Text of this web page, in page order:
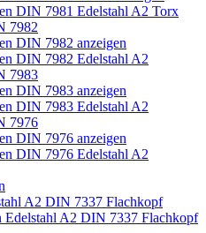
DIN 7981 Edelstahl A2 Torx
7982
DIN 7982 anzeigen
DIN 7982 Edelstahl A2
7983
DIN 7983 anzeigen
DIN 7983 Edelstahl A2
7976
DIN 7976 anzeigen
DIN 7976 Edelstahl A2
A2 DIN 7337 Flachkopf
Edelstahl A2 DIN 7337 Flachkopf